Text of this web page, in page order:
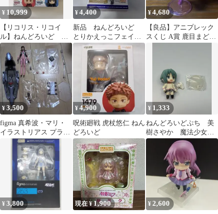
¥ 10,999
【リコリス・リコイ
ル】ねんどろいど 錦
木千束 井ノ上たき
な クルミ 3体セット
¥4,400
新品 ねんどろいど
とりかえっこフェイ
ス セイバー
¥4,680
【良品】アニプレック
スくじ A賞 鹿目まどか
¥3,500
figma 真希波・マリ・
イラストリアス プラグ
スーツver.
¥4,900
呪術廻戦 虎杖悠仁 ねん
どろいど
¥ 1,333
ねんどろいどぷち 美
樹さやか 魔法少女ま
どか☆マギカ フィギ
¥3,800 現在 ¥1,900 ¥2,600